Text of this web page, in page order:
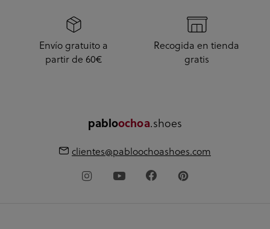
Envío gratuito a
partir de 60€
Recogida en tienda
gratis
pabloochoa.shoes
clientes@pabloochoashoes.com